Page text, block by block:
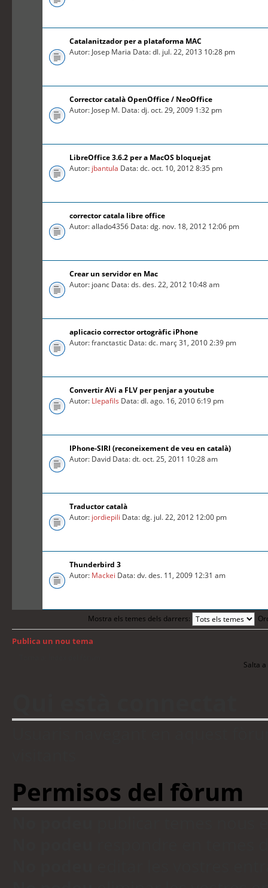
Catalanitzador per a plataforma MAC
Autor: Josep Maria Data: dl. jul. 22, 2013 10:28 pm
Corrector català OpenOffice / NeoOffice
Autor: Josep M. Data: dj. oct. 29, 2009 1:32 pm
LibreOffice 3.6.2 per a MacOS bloquejat
Autor: jbantula Data: dc. oct. 10, 2012 8:35 pm
corrector catala libre office
Autor: allado4356 Data: dg. nov. 18, 2012 12:06 pm
Crear un servidor en Mac
Autor: joanc Data: ds. des. 22, 2012 10:48 am
aplicacio corrector ortogràfic iPhone
Autor: franctastic Data: dc. març 31, 2010 2:39 pm
Convertir AVi a FLV per penjar a youtube
Autor: Llepafils Data: dl. ago. 16, 2010 6:19 pm
IPhone-SIRI (reconeixement de veu en català)
Autor: David Data: dt. oct. 25, 2011 10:28 am
Traductor català
Autor: jordiepili Data: dg. jul. 22, 2012 12:00 pm
Thunderbird 3
Autor: Mackei Data: dv. des. 11, 2009 12:31 am
Mostra els temes dels darrers:
Publica un nou tema
Salta a
Permisos del fòrum